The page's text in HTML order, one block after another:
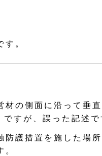
す。
の側面に沿って垂
すが、誤った記述で
護措置を施した場
。